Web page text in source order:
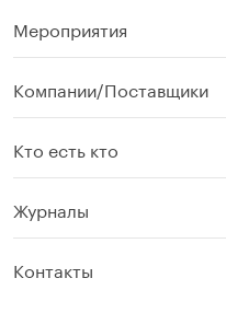
Мероприятия
Компании/Поставщики
Кто есть кто
Журналы
Контакты